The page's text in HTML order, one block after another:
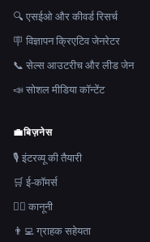
🔍 एसईओ और कीवर्ड रिसर्च
🪧 विज्ञापन क्रिएटिव जेनरेटर
📞 सेल्स आउटरीच और लीड जेन
📣 सोशल मीडिया कॉन्टेंट
💼बिज़नेस
🎙️ इंटरव्यू की तैयारी
🛒 ई-कॉमर्स
👩‍⚖️ कानूनी
👨‍💻 ग्राहक सहेयता